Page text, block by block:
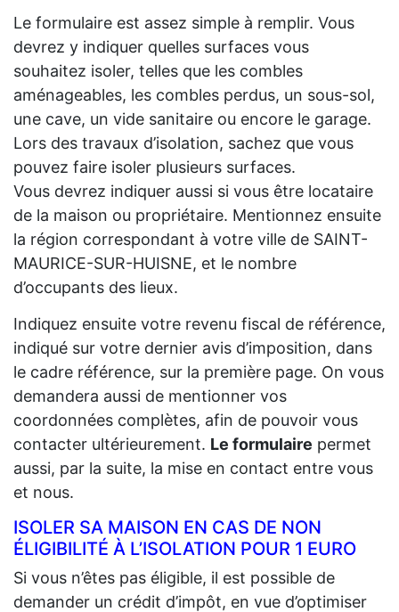
Le formulaire est assez simple à remplir. Vous
devrez y indiquer quelles surfaces vous
souhaitez isoler, telles que les combles
aménageables, les combles perdus, un sous-sol,
une cave, un vide sanitaire ou encore le garage.
Lors des travaux d’isolation, sachez que vous
pouvez faire isoler plusieurs surfaces.
Vous devrez indiquer aussi si vous être locataire
de la maison ou propriétaire. Mentionnez ensuite
la région correspondant à votre ville de SAINT-
MAURICE-SUR-HUISNE, et le nombre
d’occupants des lieux.
Indiquez ensuite votre revenu fiscal de référence,
indiqué sur votre dernier avis d’imposition, dans
le cadre référence, sur la première page. On vous
demandera aussi de mentionner vos
coordonnées complètes, afin de pouvoir vous
contacter ultérieurement. Le formulaire permet
aussi, par la suite, la mise en contact entre vous
et nous.
ISOLER SA MAISON EN CAS DE NON
ÉLIGIBILITÉ À L’ISOLATION POUR 1 EURO
Si vous n’êtes pas éligible, il est possible de
demander un crédit d’impôt, en vue d’optimiser